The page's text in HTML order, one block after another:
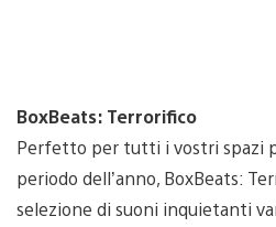
BoxBeats: Terrorifico
Perfetto per tutti i vostri spazi
periodo dell’anno, BoxBeats:
selezione di suoni inquietanti